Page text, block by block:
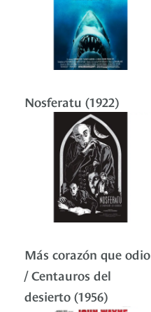
Nosferatu (1922)
Más corazón que odio
/ Centauros del
desierto (1956)